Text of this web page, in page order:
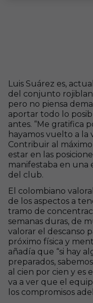
Luis Suárez es,
del conjunto
pero no piensa
aportar todo lo
antes. “Me gratifica
hayamos vuelto a la
Contribuir al
estar en las
manifestaba en una
del club.
El colombiano
de los aspectos a
tramo de
semanas duras, de
valorar el descanso
próximo física y
añadía que “si hay
preparados,
al cien por cien y es
va a ver que el
los compromisos